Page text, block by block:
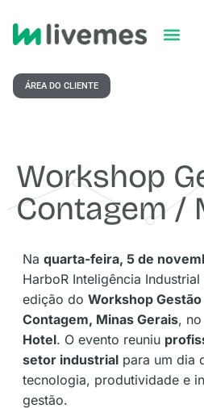
ÁREA DO CLIENTE
Workshop
Contagem /
Na quarta-feira, 5 de
HarboR Inteligência
edição do Workshop
Contagem, Minas Gerais, no
Hotel. O evento reuniu
setor industrial para um dia
tecnologia, produtividade e
gestão.